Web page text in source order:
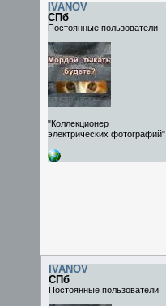
IVANOV
СПб
Постоянные пользователи
"Коллекционер
электрических фотографий"
IVANOV
СПб
Постоянные пользователи